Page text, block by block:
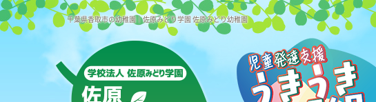
千葉県香取市の幼稚園｜佐原みどり学園 佐原みどり幼稚園